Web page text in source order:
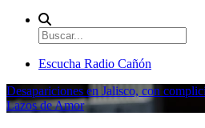
Escucha Radio Cañón
Desapariciones en Jalisco, con
Lazos de Amor